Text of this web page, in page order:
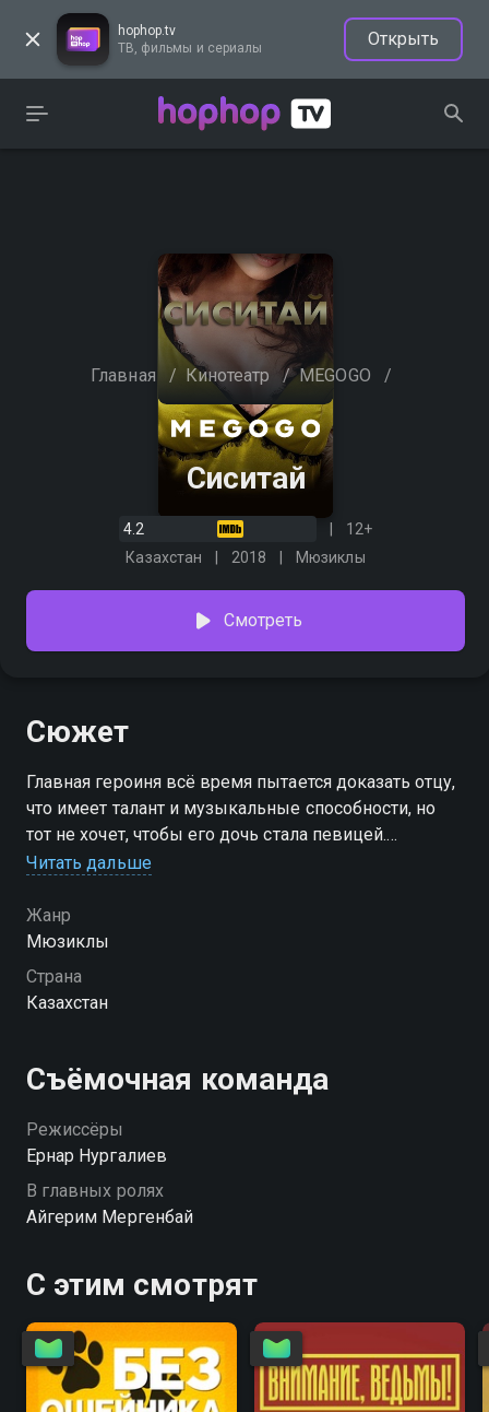
hophop.tv
ТВ, фильмы и сериалы
Открыть
Главная / Кинотеатр / MEGOGO /
Сиситай
4.2
12+
Казахстан
2018 Мюзиклы
Смотреть
Сюжет
Главная героиня всё время пытается доказать отцу,
что имеет талант и музыкальные способности, но
тот не хочет, чтобы его дочь стала певицей.
Мужчина запрещает ей заниматься этим делом, но
продюсером, поэтому у нее появляется шанс
осуществить давнюю и заветную мечту.
Читать дальше
Жанр
Мюзиклы
Страна
Казахстан
Съёмочная команда
Режиссёры
Ернар Нургалиев
В главных ролях
Айгерим Мергенбай
С этим смотрят